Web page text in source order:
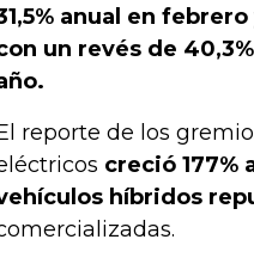
anual en
un revés de
reporte de los
creció 177%
híbridos